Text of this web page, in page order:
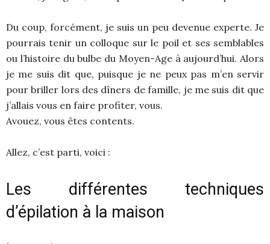
Du coup, forcément, je suis un peu devenue experte. Je
pourrais tenir un colloque sur le poil et ses semblables
ou l’histoire du bulbe du Moyen-Age à aujourd’hui. Alors
je me suis dit que, puisque je ne peux pas m’en servir
pour briller lors des dîners de famille, je me suis dit que
j’allais vous en faire profiter, vous.
Avouez, vous êtes contents.
Allez, c’est parti, voici :
Les différentes techniques
d’épilation à la maison